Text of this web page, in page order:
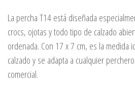
La percha T14 está diseñada
crocs, ojotas y todo tipo de calzado
ordenada. Con 17 x 7 cm, es la medida
calzado y se adapta a cualquier
comercial.